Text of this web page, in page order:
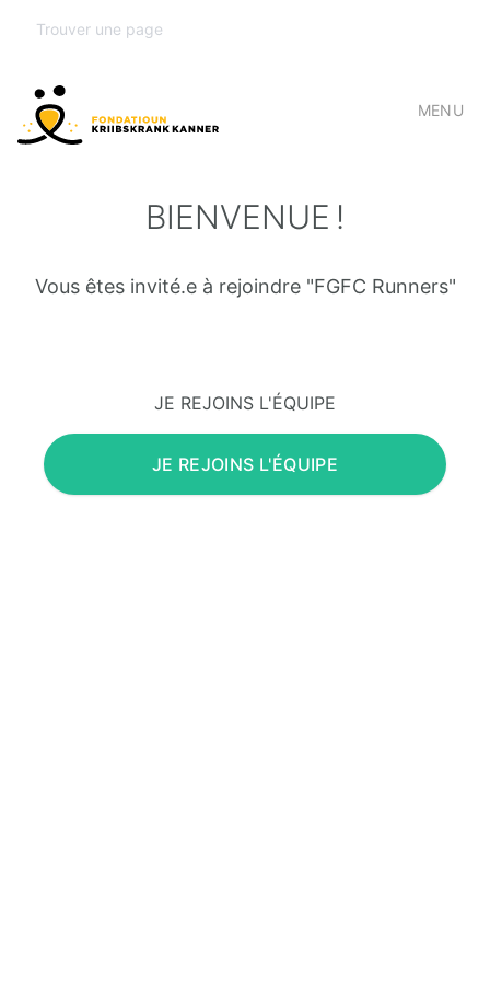
MENU
BIENVENUE !
Vous êtes invité.e à rejoindre "FGFC Runners"
JE REJOINS L'ÉQUIPE
JE REJOINS L'ÉQUIPE